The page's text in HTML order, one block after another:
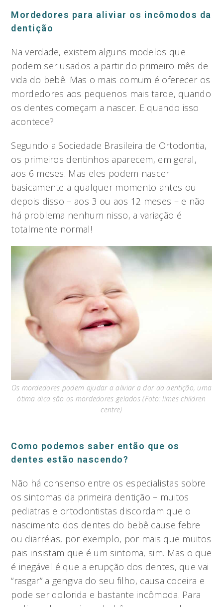
Mordedores para aliviar os incômodos da
dentição
Na verdade, existem alguns modelos que
podem ser usados a partir do primeiro mês de
vida do bebê. Mas o mais comum é oferecer os
mordedores aos pequenos mais tarde, quando
os dentes começam a nascer. E quando isso
acontece?
Segundo a Sociedade Brasileira de Ortodontia,
os primeiros dentinhos aparecem, em geral,
aos 6 meses. Mas eles podem nascer
basicamente a qualquer momento antes ou
depois disso – aos 3 ou aos 12 meses – e não
há problema nenhum nisso, a variação é
totalmente normal!
Os mordedores podem ajudar a aliviar a dor da dentição, uma
ótima dica são os mordedores gelados (Foto: limes children
centre)
Como podemos saber então que os
dentes estão nascendo?
Não há consenso entre os especialistas sobre
os sintomas da primeira dentição – muitos
pediatras e ortodontistas discordam que o
nascimento dos dentes do bebê cause febre
ou diarréias, por exemplo, por mais que muitos
pais insistam que é um sintoma, sim. Mas o que
é inegável é que a erupção dos dentes, que vai
“rasgar” a gengiva do seu filho, causa coceira e
pode ser dolorida e bastante incômoda. Para